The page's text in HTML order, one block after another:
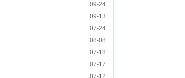
09-24
09-13
07-24
08-08
07-18
07-17
07-12